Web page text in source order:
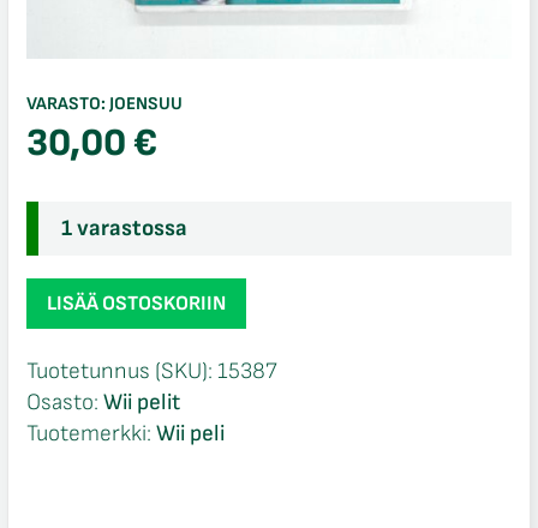
VARASTO: JOENSUU
30,00€
1 varastossa
Raving
Rabbids
Collection
CIB
Wii
LISÄÄ OSTOSKORIIN
Tuotetunnus (SKU): 15387
Osasto: Wii pelit
Tuotemerkki: Wii peli